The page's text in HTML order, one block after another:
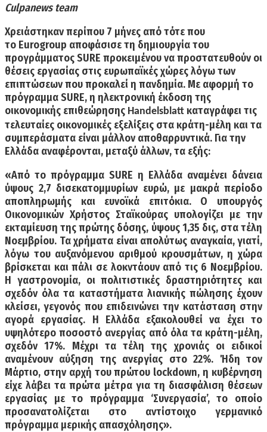
Culpanews team
Χρειάστηκαν περίπου 7 μήνες από τότε που
το Eurogroup αποφάσισε τη δημιουργία του
προγράμματος SURE προκειμένου να προστατευθούν οι
θέσεις εργασίας στις ευρωπαϊκές χώρες λόγω των
επιπτώσεων που προκαλεί η πανδημία. Με αφορμή το
πρόγραμμα SURE, η ηλεκτρονική έκδοση της
οικονομικής επιθεώρησης Handelsblatt καταγράφει τις
τελευταίες οικονομικές εξελίξεις στα κράτη-μέλη και τα
συμπεράσματα είναι μάλλον αποθαρρυντικά. Για την
Ελλάδα αναφέρονται, μεταξύ άλλων, τα εξής:
«Από το πρόγραμμα SURE η Ελλάδα αναμένει δάνεια
ύψους 2,7 δισεκατομμυρίων ευρώ, με μακρά περίοδο
αποπληρωμής και ευνοϊκά επιτόκια. Ο υπουργός
Οικονομικών Χρήστος Σταϊκούρας υπολογίζει με την
εκταμίευση της πρώτης δόσης, ύψους 1,35 δις, στα τέλη
Νοεμβρίου. Τα χρήματα είναι απολύτως αναγκαία, γιατί,
λόγω του αυξανόμενου αριθμού κρουσμάτων, η χώρα
βρίσκεται και πάλι σε λοκντάουν από τις 6 Νοεμβρίου.
Η γαστρονομία, οι πολιτιστικές δραστηριότητες και
σχεδόν όλα τα καταστήματα λιανικής πώλησης έχουν
κλείσει, γεγονός που επιδεινώνει την κατάσταση στην
αγορά εργασίας. Η Ελλάδα εξακολουθεί να έχει το
υψηλότερο ποσοστό ανεργίας από όλα τα κράτη-μέλη,
σχεδόν 17%. Μέχρι τα τέλη της χρονιάς οι ειδικοί
αναμένουν αύξηση της ανεργίας στο 22%. Ήδη τον
Μάρτιο, στην αρχή του πρώτου lockdown, η κυβέρνηση
είχε λάβει τα πρώτα μέτρα για τη διασφάλιση θέσεων
εργασίας με το πρόγραμμα ‘Συνεργασία’, το οποίο
προσανατολίζεται στο αντίστοιχο γερμανικό
πρόγραμμα μερικής απασχόλησης».